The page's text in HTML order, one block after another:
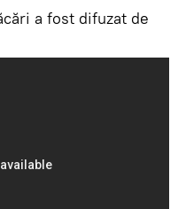
a fost difuzat de